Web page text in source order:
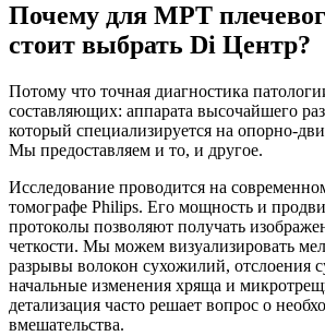
Почему для МРТ
стоит выбрать Di Центр?
Потому что точная диагностика
составляющих: аппарата высочайшего
который специализируется на опорно-
Мы предоставляем и то, и другое.
Исследование проводится на
томографе Philips. Его мощность и
протоколы позволяют получать
четкости. Мы можем визуализировать
разрывы волокон сухожилий, отслоения
начальные изменения хряща и
детализация часто решает вопрос о
вмешательства.